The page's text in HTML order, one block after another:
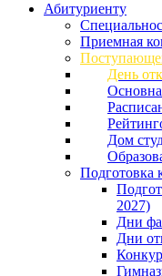
Абитуриенту
Приемная
День
Дом
Подготовка
2027)
Дни
Дни